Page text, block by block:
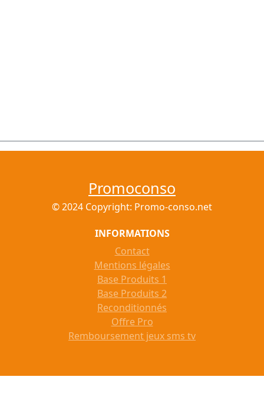
Promoconso
© 2024 Copyright: Promo-conso.net
INFORMATIONS
Contact
Mentions légales
Base Produits 1
Base Produits 2
Reconditionnés
Offre Pro
Remboursement jeux sms tv